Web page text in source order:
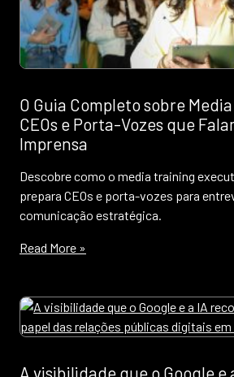
O Guia Completo sobre
CEOs e Porta-Vozes que
Imprensa
Descobre como o media training
prepara CEOs e porta-vozes para
comunicação estratégica.
Read More »
A visibilidade que o Google e